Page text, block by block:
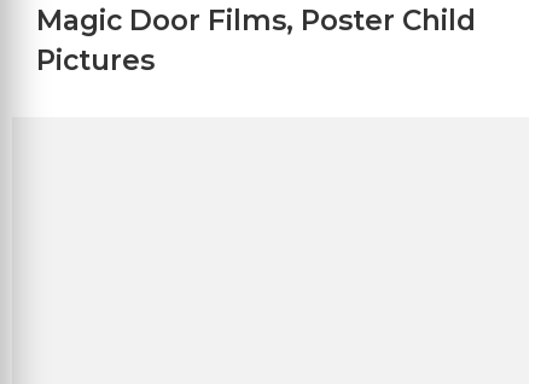
Magic Door Films, Poster Child
Pictures